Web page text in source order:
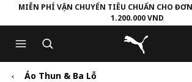
to
Main
content
to
Footer
Content
MIỄN PHÍ VẬN CHUYỂN TIÊU CHUẨN CHO
1.200.000 VND
Puma Trang chủ
Áo Thun & Ba Lỗ